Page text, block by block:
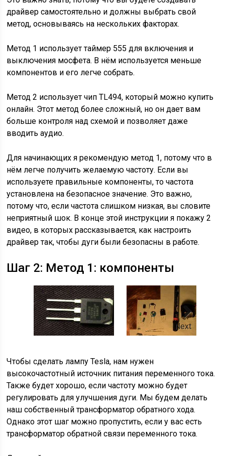
драйвер самостоятельно и должны выбрать свой
метод, основываясь на нескольких факторах.
Метод 1 использует таймер 555 для включения и
выключения мосфета. В нём используется меньше
компонентов и его легче собрать.
Метод 2 использует чип TL494, который можно купить
онлайн. Этот метод более сложный, но он дает вам
больше контроля над схемой и позволяет даже
вводить аудио.
Для начинающих я рекомендую метод 1, потому что в
нём легче получить желаемую частоту. Если вы
используете правильные компоненты, то частота
установлена на безопасное значение. Это важно,
потому что, если частота слишком низкая, вы словите
неприятный шок. В конце этой инструкции я покажу 2
видео, в которых рассказывается, как настроить
драйвер так, чтобы дуги были безопасны в работе.
Шаг 2: Метод 1: компоненты
Next
Чтобы сделать лампу Tesla, нам нужен
высокочастотный источник питания переменного тока.
Также будет хорошо, если частоту можно будет
регулировать для улучшения дуги. Мы будем делать
наш собственный трансформатор обратного хода.
Однако этот шаг можно пропустить, если у вас есть
трансформатор обратной связи переменного тока.